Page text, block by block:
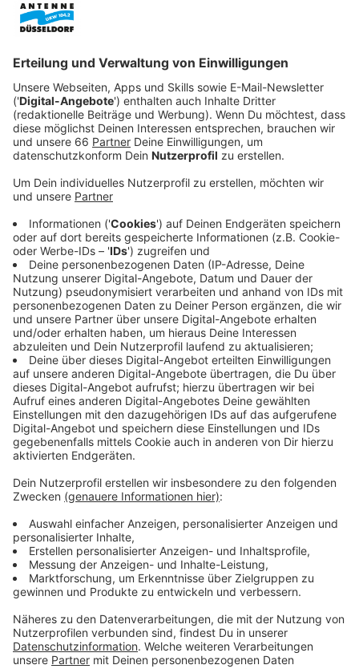
Veröffentlicht:
Anzeige
Die meisten wollen fliehen. Auch Physik-Lehrer Uli
Steiner (Mark Waschke) und seine Frau Susanne
(Christiane Paul) wollen sich mit ihren Kindern Leonie
und Jonas nach Russland aufmachen, um dem Inferno
zu entkommen. Der Rest der Familie hat andere Pläne.
Susannes Bruder Herrmann (Fabian Hinrichs) versucht
die Familie samt Vater Egon (Henry Hübchen) und
Herrmanns hochschwangerer Freundin Marion (Nora
Waldstätten) in die USA zu evakuieren. Die Kinder sind
unterdessen im Zwiespalt. Leonies Freundin Nora will
eine Endzeitparty im Dauerrausch feiern, während ihr
Vater im Bunker auf den Asteroiden warten will…
Streaming-Dienst: Sky Ticket
Anzeige
Wir benötigen Ihre
Zustimmung, um den YouTube
Video-Service zu laden!
Wir verwenden einen Service eines
Drittanbieters, um Videoinhalte
einzubetten. Dieser Service kann
Daten zu Ihren Aktivitäten
sammeln. Bitte lesen Sie die
Details durch und stimmen Sie der
Nutzung des Service zu, um dieses